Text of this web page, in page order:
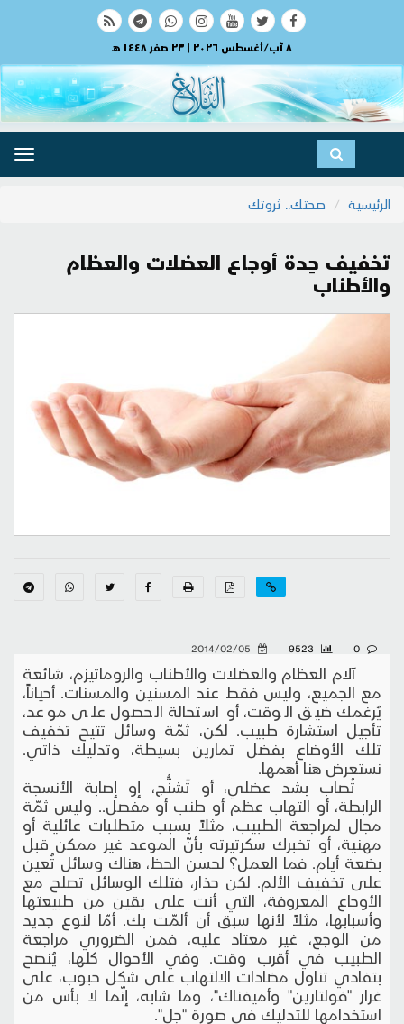
٨ آب/أغسطس ٢٠٢٦ | ٢٣ صفر ١٤٤٨ هـ
الرئيسية
صحتك.. ثروتك
تخفيف حِدة أوجاع العضلات والعظام
والأطناب
آلام العظام والعضلات والأطناب والروماتيزم، شائعة
مع الجميع، وليس فقط عند المسنين والمسنات. أحياناً،
يُرغمك ضيق الوقت، أو استحالة الحصول على موعد،
تأجيل استشارة طبيب. لكن، ثمّة وسائل تتيح تخفيف
تلك الأوضاع بفضل تمارين بسيطة، وتدليك ذاتي.
نستعرض هنا أهمها.
تُصاب بشد عضلي، أو تَشنُّج، إو إصابة الأنسجة
الرابطة، أو التهاب عظم أو طنب أو مفصل.. وليس ثمّة
مجال لمراجعة الطبيب، مثلاً بسبب متطلبات عائلية أو
مهنية، أو تخبرك سكرتيرته بأنّ الموعد غير ممكن قبل
بضعة أيام. فما العمل؟ لحسن الحظ، هناك وسائل تُعين
على تخفيف الألم. لكن حذار، فتلك الوسائل تصلح مع
الأوجاع المعروفة، التي أنت على يقين من طبيعتها
وأسبابها، مثلاً لأنها سبق أن ألمّت بك. أمّا لنوع جديد
من الوجع، غير معتاد عليه، فمن الضروري مراجعة
الطبيب في أقرب وقت. وفي الأحوال كلها، يُنصح
بتفادي تناول مضادات الالتهاب على شكل حبوب، على
غرار "فولتارين" وأميفناك"، وما شابه، إنّما لا بأس من
استخدامها للتدليك في صورة "جل".